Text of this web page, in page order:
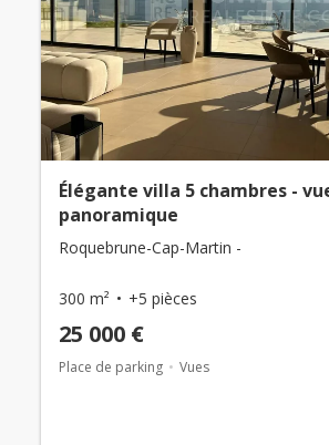
Élégante villa 5 chambres -
panoramique
Roquebrune-Cap-Martin -
300 m² +5 pièces
25 000 €
Place de parking Vues